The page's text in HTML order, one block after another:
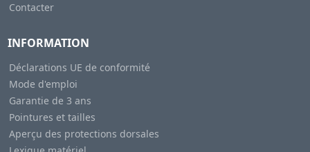
Contacter
INFORMATION
Déclarations UE de conformité
Mode d'emploi
Garantie de 3 ans
Pointures et tailles
Aperçu des protections dorsales